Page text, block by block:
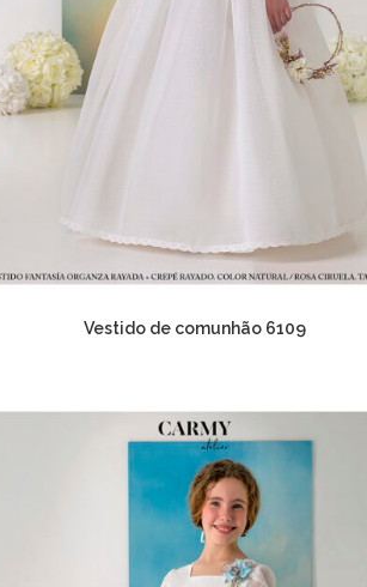
Vestido de comunhão 6109